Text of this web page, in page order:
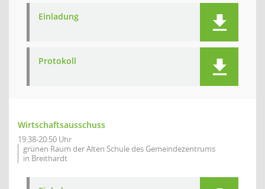
Einladung
Protokoll
Wirtschaftsausschuss
19:38-20:50 Uhr
grünen Raum der Alten Schule des Gemeindezentrums
in Breithardt